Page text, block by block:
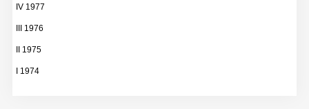
IV 1977
III 1976
II 1975
I 1974